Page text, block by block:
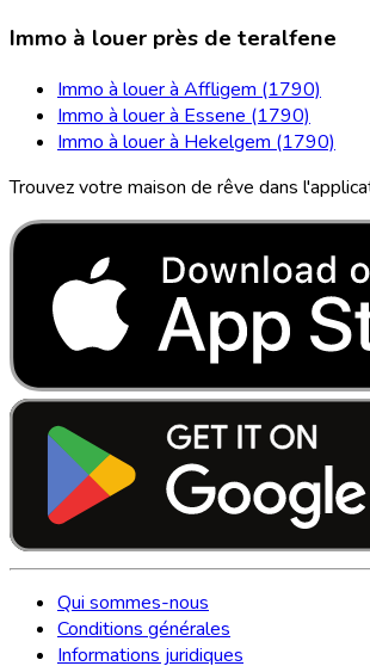
Immo à louer près de teralfene
Immo à louer à Affligem (1790)
Immo à louer à Essene (1790)
Immo à louer à Hekelgem (1790)
Trouvez votre maison de rêve dans
Qui sommes-nous
Conditions générales
Informations juridiques